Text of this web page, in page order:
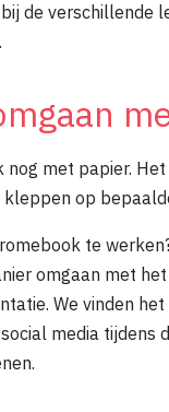
de verschillende
met papier.
op
te
omgaan met
We vinden
media